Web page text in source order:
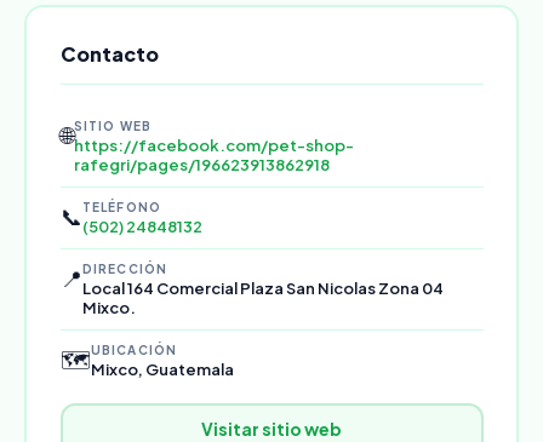
Contacto
🌐SITIO WEB
https://facebook.com/pet-shop-
rafegri/pages/196623913862918
📞 TELÉFONO
(502) 24848132
📍DIRECCIÓN
Local 164 Comercial Plaza San Nicolas Zona 04
Mixco.
🗺️UBICACIÓN
Mixco, Guatemala
Visitar sitio web